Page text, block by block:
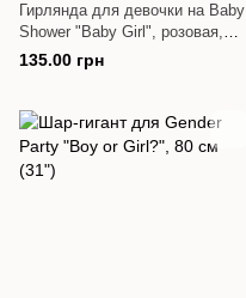
Гирлянда для девочки на Baby
Shower "Baby Girl", розовая,
15×19 см×3 м
135.00 грн